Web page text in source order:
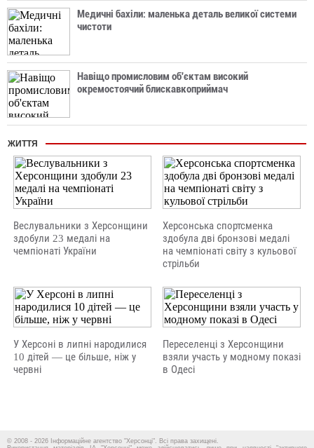
Медичні бахіли: маленька деталь великої системи
чистоти
Навіщо промисловим об'єктам високий
окремостоячий блискавкоприймач
ЖИТТЯ
Веслувальники з Херсонщини
здобули 23 медалі на
чемпіонаті України
Херсонська спортсменка
здобула дві бронзові медалі
на чемпіонаті світу з кульової
стрільби
У Херсоні в липні народилися
10 дітей — це більше, ніж у
червні
Переселенці з Херсонщини
взяли участь у модному показі
в Одесі
© 2008 - 2026 Інформаційне агентство "Херсонці". Всі права захищені.